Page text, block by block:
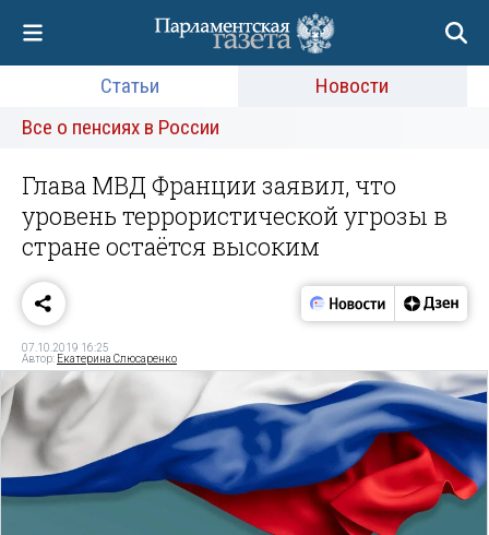
Статьи
Новости
Все о пенсиях в России
Глава МВД Франции заявил, что
уровень террористической угрозы в
стране остаётся высоким
07.10.2019 16:25
Автор: Екатерина Слюсаренко